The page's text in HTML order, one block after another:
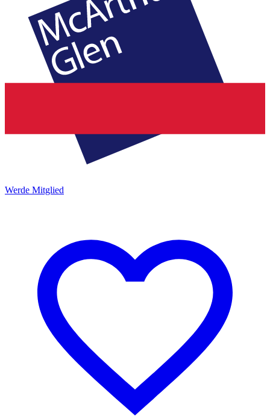
Werde Mitglied